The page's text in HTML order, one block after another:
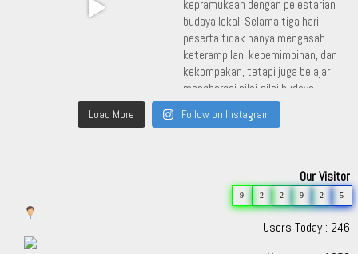
Load More Follow on Instagram
Our Visitor
9 2 2 9 2 5
Users Today : 246